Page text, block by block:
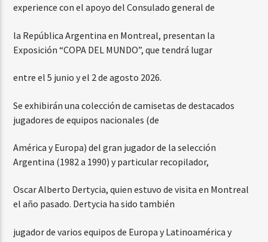
experience con el apoyo del Consulado general de
la República Argentina en Montreal, presentan la
Exposición “COPA DEL MUNDO”, que tendrá lugar
entre el 5 junio y el 2 de agosto 2026.
Se exhibirán una colección de camisetas de destacados
jugadores de equipos nacionales (de
América y Europa) del gran jugador de la selección
Argentina (1982 a 1990) y particular recopilador,
Oscar Alberto Dertycia, quien estuvo de visita en Montreal
el año pasado. Dertycia ha sido también
jugador de varios equipos de Europa y Latinoamérica y